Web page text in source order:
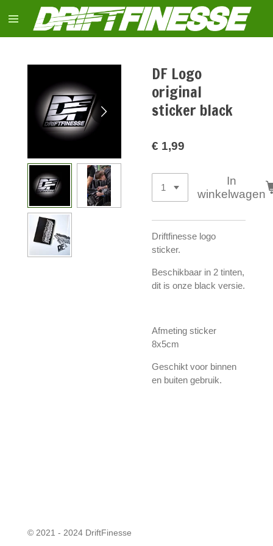
direct
naar
hoofdinhoud
DF Logo
original
sticker black
€ 1,99
In
winkelwagen
Driftfinesse logo
sticker.
Beschikbaar in 2 tinten,
dit is onze black versie.
Afmeting sticker
8x5cm
Geschikt voor binnen
en buiten gebruik.
© 2021 - 2024 DriftFinesse